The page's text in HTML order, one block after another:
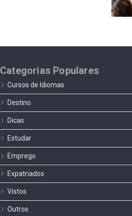
Categorias Populares
Cursos de Idiomas
Destino
Dicas
Estudar
Emprego
Expatriados
Vistos
Outros